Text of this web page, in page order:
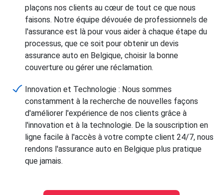
plaçons nos clients au cœur de tout ce que nous
faisons. Notre équipe dévouée de professionnels de
l'assurance est là pour vous aider à chaque étape du
processus, que ce soit pour obtenir un devis
assurance auto en Belgique, choisir la bonne
couverture ou gérer une réclamation.
Innovation et Technologie : Nous sommes
constamment à la recherche de nouvelles façons
d'améliorer l'expérience de nos clients grâce à
l'innovation et à la technologie. De la souscription en
ligne facile à l'accès à votre compte client 24/7, nous
rendons l'assurance auto en Belgique plus pratique
que jamais.